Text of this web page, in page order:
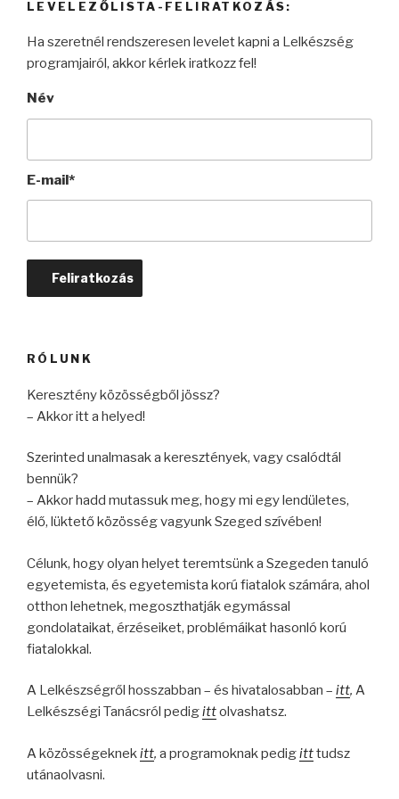
LEVELEZŐLISTA-FELIRATKOZÁS:
Ha szeretnél rendszeresen levelet kapni a Lelkészség
programjairól, akkor kérlek iratkozz fel!
Név
E-mail*
RÓLUNK
Keresztény közösségből jössz?
– Akkor itta helyed!
Szerinted unalmasak a keresztények, vagy csalódtál
bennük?
– Akkor hadd mutassuk meg, hogy mi egy lendületes,
élő, lüktető közösség vagyunk Szeged szívében!
Célunk, hogy olyan helyet teremtsünk a Szegeden tanuló
egyetemista, és egyetemista korú fiatalok számára, ahol
otthon lehetnek, megoszthatják egymással
gondolataikat, érzéseiket, problémáikat hasonló korú
fiatalokkal.
A Lelkészségről hosszabban – és hivatalosabban – itt, A
Lelkészségi Tanácsról pedigittolvashatsz.
A közösségeknek itt, a programoknak pedigitttudsz
utánaolvasni.